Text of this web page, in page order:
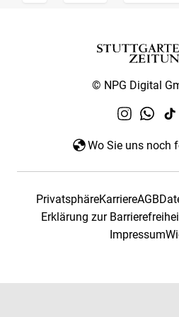
© NPG Digital
Wo Sie uns noch
PrivatsphäreKarriereAGB
Erklärung zur
Impressum